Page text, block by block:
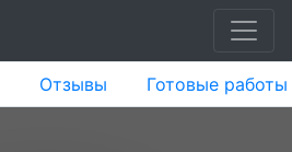
Отзывы Готовые работы